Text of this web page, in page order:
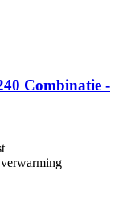
Combinatie -​